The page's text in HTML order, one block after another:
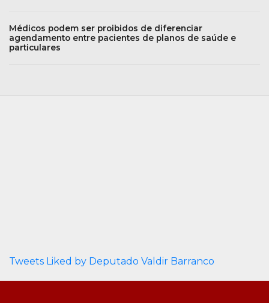
Médicos podem ser proibidos de diferenciar
agendamento entre pacientes de planos de saúde e
particulares
Tweets Liked by Deputado Valdir Barranco